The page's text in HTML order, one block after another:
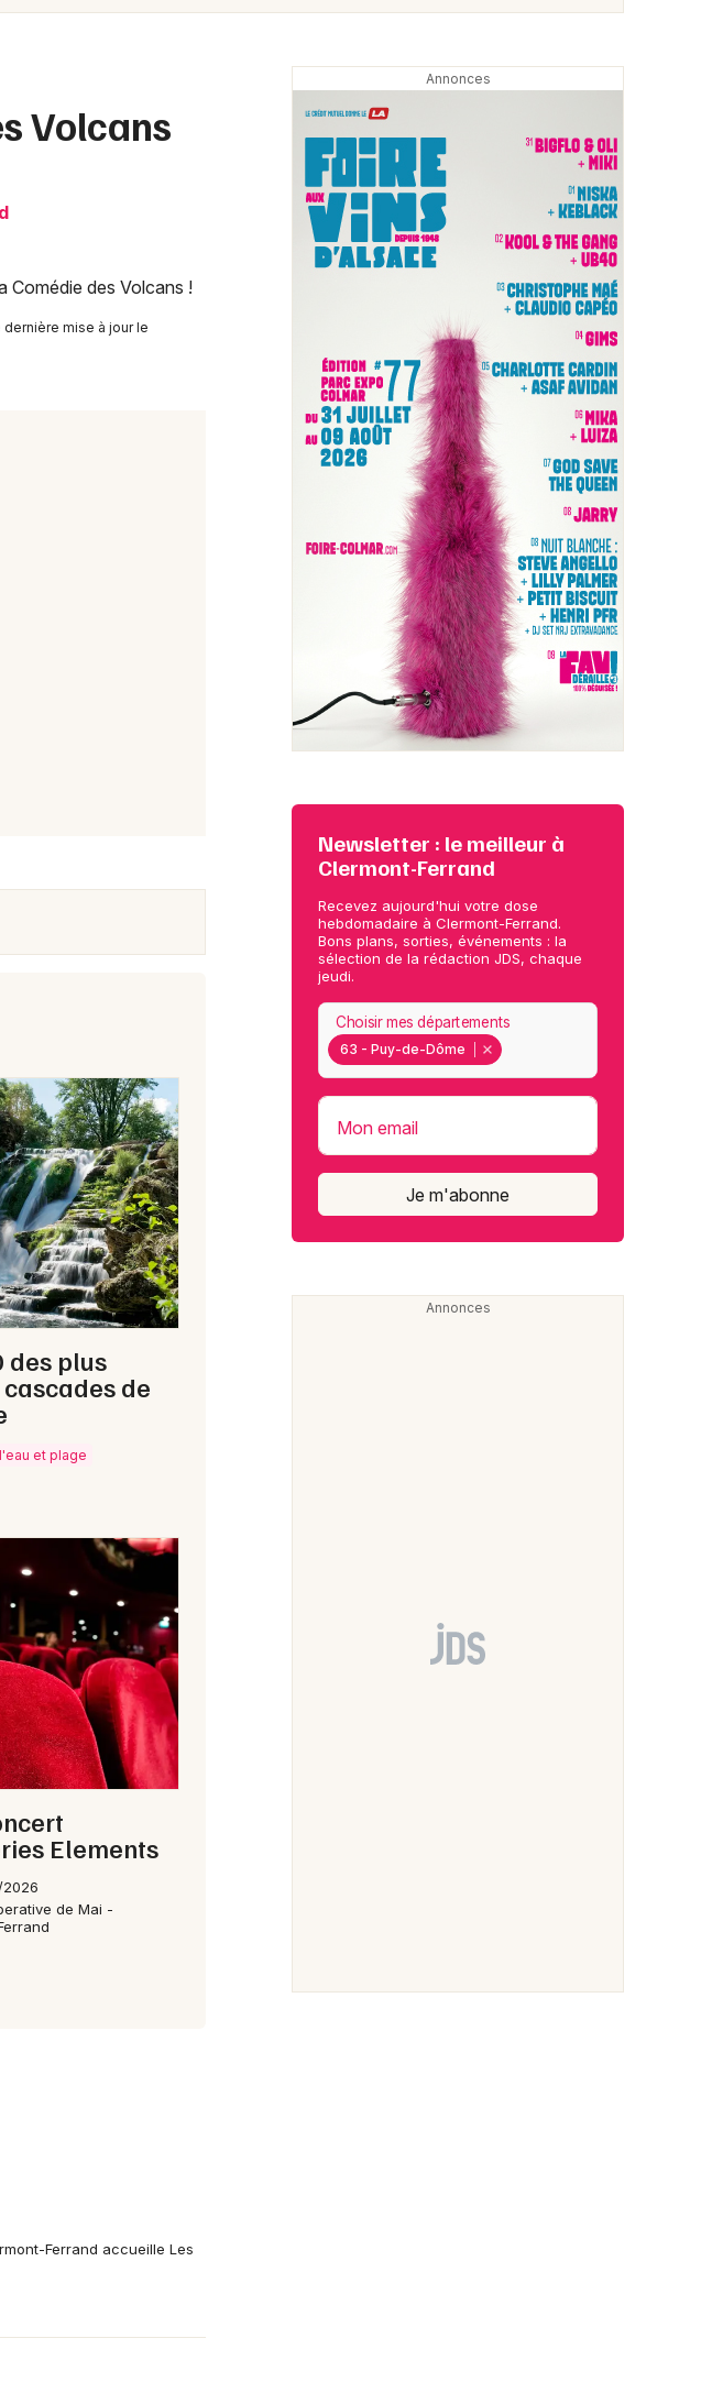
Volcans
Comédie des Volcans !
mise à jour le
des plus
de
et plage
Elements
2026
de Mai -
Ferrand accueille Les
Newsletter : le meilleur à
Clermont-Ferrand
Recevez aujourd'hui votre dose
hebdomadaire à Clermont-Ferrand.
Bons plans, sorties, événements : la
sélection de la rédaction JDS, chaque
jeudi.
63 - Puy-de-Dôme
Choisir mes départements
Mon email
Je m'abonne